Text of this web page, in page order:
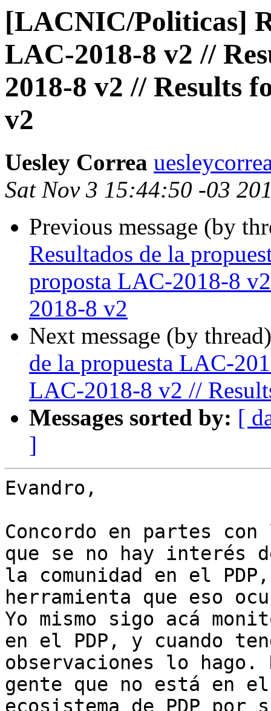
[LACNIC/Politicas]
LAC-2018-8 v2 //
2018-8 v2 // Results
v2
Uesley Correa
Sat Nov 3 15:44:50 -03
Previous message (by
Resultados de la
proposta LAC-2018-8
2018-8 v2
Next message (by
de la propuesta LAC-
LAC-2018-8 v2 //
Messages sorted by: [
]
Evandro,
Concordo en partes
que se no hay interés
la comunidad en el
herramienta que eso
Yo mismo sigo acá
en el PDP, y cuando
observaciones lo hago.
gente que no está en el
ecosistema de PDP